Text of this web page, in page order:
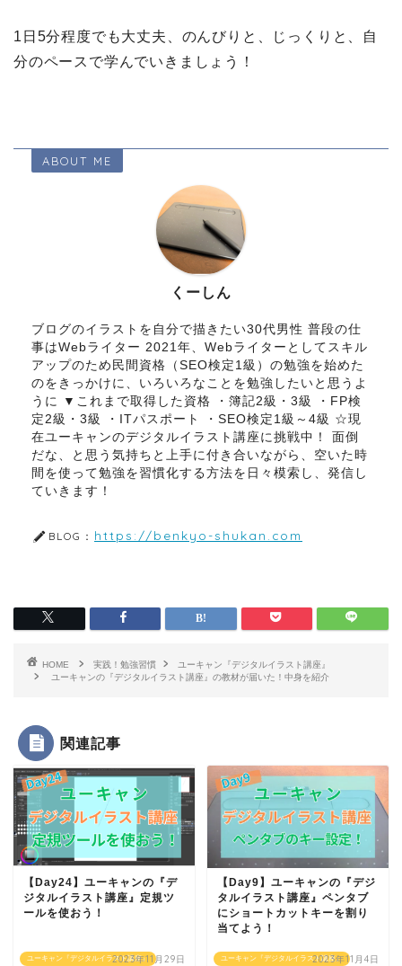
1日5分程度でも大丈夫、のんびりと、じっくりと、自
分のペースで学んでいきましょう！
ABOUT ME
くーしん
ブログのイラストを自分で描きたい30代男性 普段の仕
事はWebライター 2021年、Webライターとしてスキル
アップのため民間資格（SEO検定1級）の勉強を始めた
のをきっかけに、いろいろなことを勉強したいと思うよ
うに ▼これまで取得した資格 ・簿記2級・3級 ・FP検
定2級・3級 ・ITパスポート ・SEO検定1級～4級 ☆現
在ユーキャンのデジタルイラスト講座に挑戦中！ 面倒
だな、と思う気持ちと上手に付き合いながら、空いた時
間を使って勉強を習慣化する方法を日々模索し、発信し
ていきます！
BLOG： https://benkyo-shukan.com
HOME 実践！勉強習慣
ユーキャン『デジタルイラスト講座』
ユーキャンの『デジタルイラスト講座』の教材が届いた！中身を紹介
関連記事
ユーキャン『デジタルイラスト講座』
【Day24】ユーキャンの『デ
ジタルイラスト講座』定規ツ
ールを使おう！
2023年11月29日 ユーキャン『デジタルイラスト講座』
【Day9】ユーキャンの『デジ
タルイラスト講座』ペンタブ
にショートカットキーを割り
当てよう！
2023年11月4日